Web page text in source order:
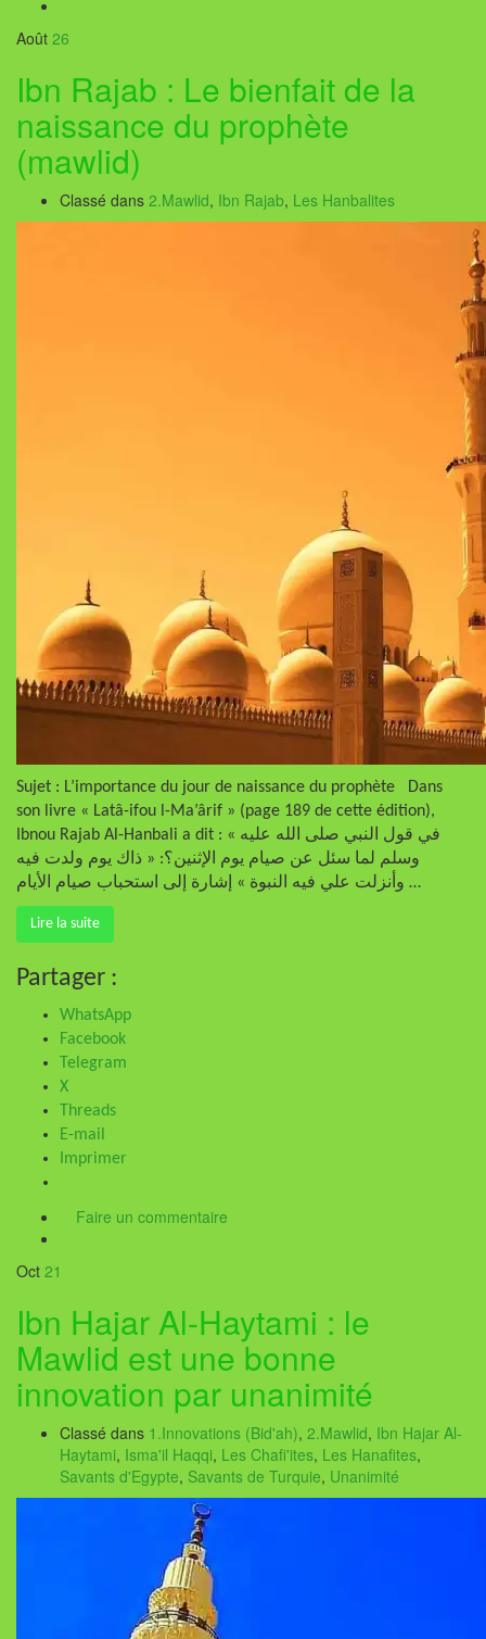
Août 26
Ibn Rajab : Le bienfait de la
naissance du prophète
(mawlid)
Classé dans 2.Mawlid, Ibn Rajab, Les Hanbalites
Sujet : L’importance du jour de naissance du prophète Dans
son livre « Latâ-ifou l-Ma’ârif » (page 189 de cette édition),
Ibnou Rajab Al-Hanbali a dit : « في قول النبي صلى الله عليه
وسلم لما سئل عن صيام يوم الإثنين؟: « ذاك يوم ولدت فيه
وأنزلت علي فيه النبوة » إشارة إلى استحباب صيام الأيام …
Lire la suite
Partager :
WhatsApp
Facebook
Telegram
X
Threads
E-mail
Imprimer
Faire un commentaire
Oct 21
Ibn Hajar Al-Haytami : le
Mawlid est une bonne
innovation par unanimité
Classé dans 1.Innovations (Bid'ah), 2.Mawlid, Ibn Hajar Al-
Haytami, Isma'il Haqqi, Les Chafi'ites, Les Hanafites,
Savants d'Egypte, Savants de Turquie, Unanimité